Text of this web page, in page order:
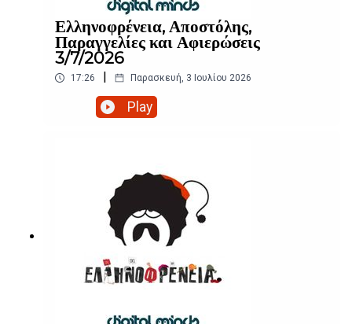
Ελληνοφρένεια, Αποστόλης,
Παραγγελίες και Αφιερώσεις
3/7/2026
17:26 Παρασκευή, 3 Ιουλίου 2026
Play